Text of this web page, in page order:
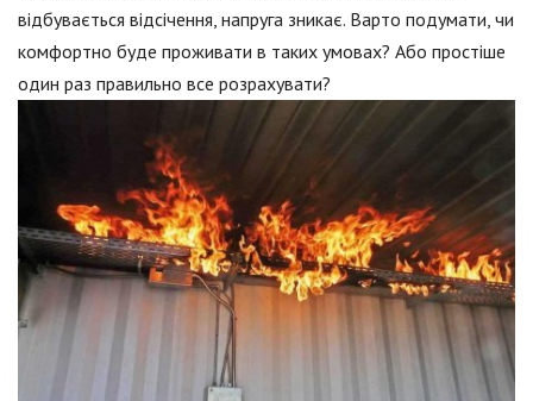
відбувається відсічення, напруга зникає. Варто подумати, чи
комфортно буде проживати в таких умовах? Або простіше
один раз правильно все розрахувати?